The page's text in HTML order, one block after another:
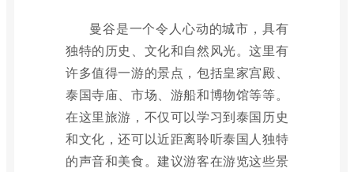
曼谷是一个令人心动的城市，具有
独特的历史、文化和自然风光。这里有
许多值得一游的景点，包括皇家宫殿、
泰国寺庙、市场、游船和博物馆等等。
在这里旅游，不仅可以学习到泰国历史
和文化，还可以近距离聆听泰国人独特
的声音和美食。建议游客在游览这些景